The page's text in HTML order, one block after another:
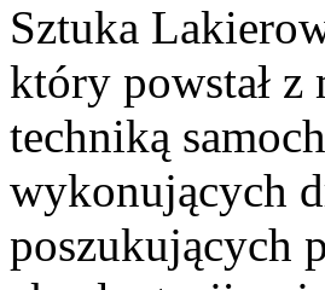
Sztuka
który powstał z
techniką
wykonujących
poszukujących